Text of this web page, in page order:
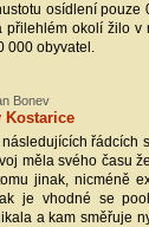
osídlení pouze
přilehlém okolí žilo v
000 obyvatel.
Bonev
Kostarice
následujících řádcích
měla svého času
jinak, nicméně
je vhodné se
a kam směřuje